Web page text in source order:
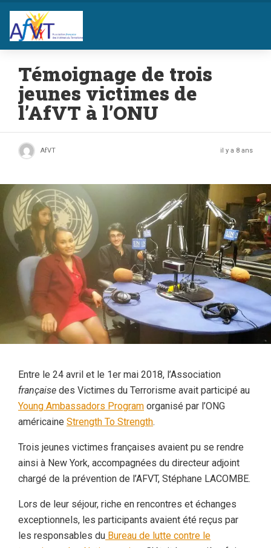
Témoignage de trois
jeunes victimes de
l’AfVT à l’ONU
AfVT il y a 8 ans
Entre le 24 avril et le 1er mai 2018, l’Association
française des Victimes du Terrorisme avait participé au
Young Ambassadors Program organisé par l’ONG
américaine Strength To Strength.
Trois jeunes victimes françaises avaient pu se rendre
ainsi à New York, accompagnées du directeur adjoint
chargé de la prévention de l’AFVT, Stéphane LACOMBE.
Lors de leur séjour, riche en rencontres et échanges
exceptionnels, les participants avaient été reçus par
les responsables du Bureau de lutte contre le